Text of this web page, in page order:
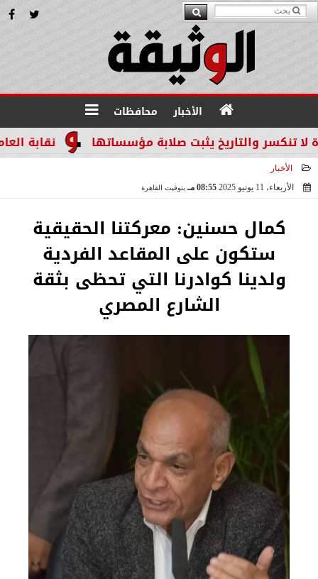
الأخبار محافظات
نقابة والتاريخ يثبت صلابة مؤسساتها
الأخبار
الأربعاء، 11 يونيو 2025
08:55 مـ بتوقيت القاهرة
كمال حسنين: معركتنا الحقيقية
ستكون على المقاعد الفردية
ولدينا كوادرنا التي تحظى بثقة
الشارع المصري